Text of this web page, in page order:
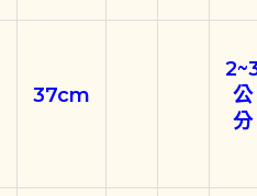
37cm
公
分